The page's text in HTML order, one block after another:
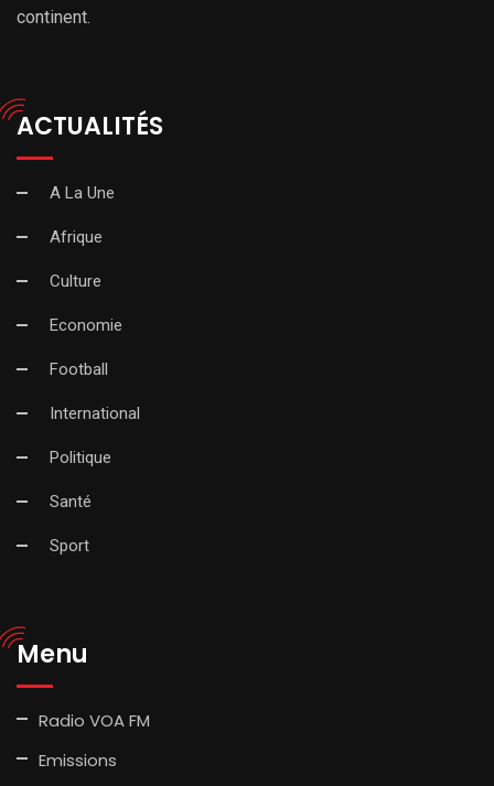
continent.
ACTUALITÉS
A La Une
Afrique
Culture
Economie
Football
International
Politique
Santé
Sport
Menu
Radio VOA FM
Emissions